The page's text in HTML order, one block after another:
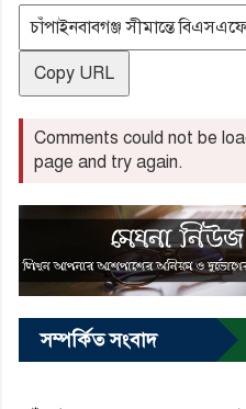
Copy URL
Comments could not be
page and try again.
সম্পর্কিত সংবাদ